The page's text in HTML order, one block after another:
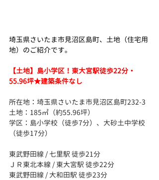
埼玉県さいたま市見沼区島町、土地（住宅用
地）のご紹介です。
【土地】島小学区！東大宮駅徒歩22分・
55.96坪★建築条件なし
所在地：埼玉県さいたま市見沼区島町232-3
土地：185㎡（約55.96坪）
学区：島小学校（徒歩7分）、大砂土中学校
（徒歩17分）
東武野田線 / 七里駅 徒歩21分
ＪＲ東北本線 / 東大宮駅 徒歩22分
東武野田線 / 大和田駅 徒歩23分